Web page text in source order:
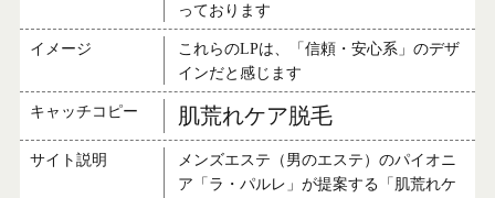
っております
イメージ
これらのLPは、「信頼・安心系」のデザ
インだと感じます
キャッチコピー 肌荒れケア脱毛
サイト説明
メンズエステ（男のエステ）のパイオニ
ア「ラ・パルレ」が提案する「肌荒れケ